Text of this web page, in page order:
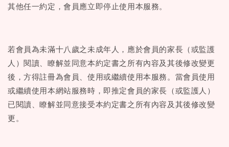
其他任一約定，會員應立即停止使用本服務。
若會員為未滿十八歲之未成年人，應於會員的家長（或監護
人）閱讀、瞭解並同意本約定書之所有內容及其後修改變更
後，方得註冊為會員、使用或繼續使用本服務。當會員使用
或繼續使用本網站服務時，即推定會員的家長（或監護人）
已閱讀、瞭解並同意接受本約定書之所有內容及其後修改變
更。